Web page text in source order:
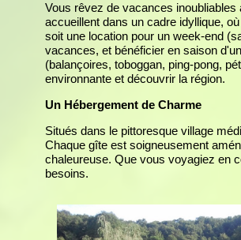
Vous rêvez de vacances
accueillent dans un cadre idyllique,
soit une location pour un week-end
vacances, et bénéficier en saison
(balançoires, toboggan, ping-pong,
environnante et découvrir la région.
Un Hébergement de Charme
Situés dans le pittoresque village
Chaque gîte est soigneusement
chaleureuse. Que vous voyagiez en
besoins.